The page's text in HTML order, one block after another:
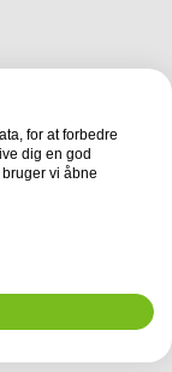
kunne finde ny
i Danmark.
i
for at forbedre
dig en god
vi åbne